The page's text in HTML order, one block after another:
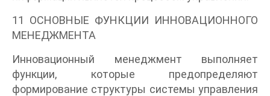
11 ОСНОВНЫЕ ФУНКЦИИ ИННОВАЦИОННОГО
МЕНЕДЖМЕНТА
Инновационный менеджмент выполняет
функции, которые предопределяют
формирование структуры системы управления